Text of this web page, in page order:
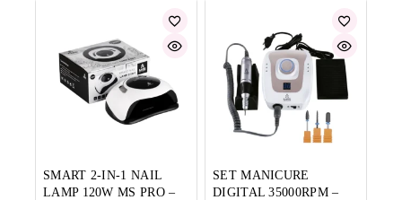
SMART 2-IN-1 NAIL
LAMP 120W MS PRO –
SET MANICURE
DIGITAL 35000RPM –